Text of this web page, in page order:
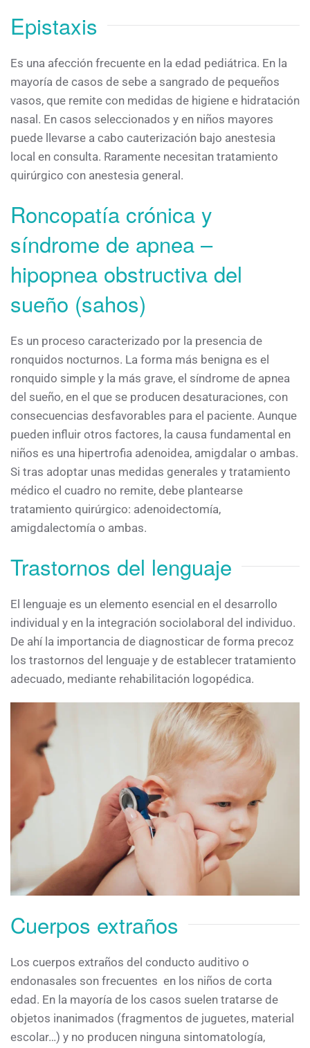
Epistaxis
Es una afección frecuente en la edad pediátrica. En la
mayoría de casos de sebe a sangrado de pequeños
vasos, que remite con medidas de higiene e hidratación
nasal. En casos seleccionados y en niños mayores
puede llevarse a cabo cauterización bajo anestesia
local en consulta. Raramente necesitan tratamiento
quirúrgico con anestesia general.
Roncopatía crónica y
síndrome de apnea –
hipopnea obstructiva del
sueño (sahos)
Es un proceso caracterizado por la presencia de
ronquidos nocturnos. La forma más benigna es el
ronquido simple y la más grave, el síndrome de apnea
del sueño, en el que se producen desaturaciones, con
consecuencias desfavorables para el paciente. Aunque
pueden influir otros factores, la causa fundamental en
niños es una hipertrofia adenoidea, amigdalar o ambas.
Si tras adoptar unas medidas generales y tratamiento
médico el cuadro no remite, debe plantearse
tratamiento quirúrgico: adenoidectomía,
amigdalectomía o ambas.
Trastornos del lenguaje
El lenguaje es un elemento esencial en el desarrollo
individual y en la integración sociolaboral del individuo.
De ahí la importancia de diagnosticar de forma precoz
los trastornos del lenguaje y de establecer tratamiento
adecuado, mediante rehabilitación logopédica.
Cuerpos extraños
Los cuerpos extraños del conducto auditivo o
endonasales son frecuentes en los niños de corta
edad. En la mayoría de los casos suelen tratarse de
objetos inanimados (fragmentos de juguetes, material
escolar…) y no producen ninguna sintomatología,